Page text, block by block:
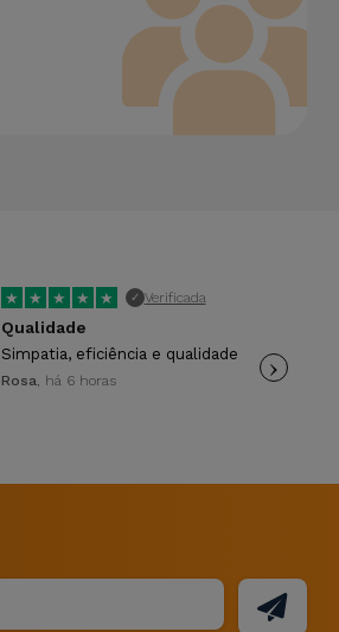
★ ★ ★ ★ ★ ✓ Verificada
Qualidade
Simpatia, eficiência e qualidade
Rosa, há 6 horas ›